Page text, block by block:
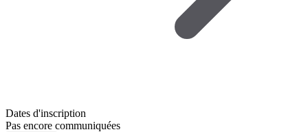
Dates d'inscription
Pas encore communiquées